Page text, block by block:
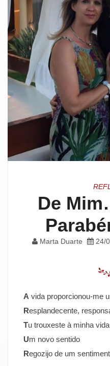
De
Marta Duarte 24/
A vida proporcionou-me
Resplandecente,
Tu trouxeste à minha vida
Um novo sentido
Regozijo de um